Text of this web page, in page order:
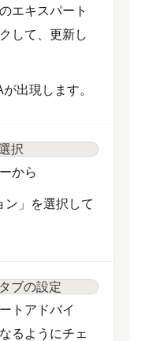
エキスパート
して、更新し
出現します。
から
ン」を選択して
トアドバイ
るようにチェ